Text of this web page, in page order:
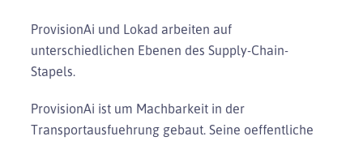
ProvisionAi und Lokad arbeiten auf
unterschiedlichen Ebenen des Supply-Chain-
Stapels.
ProvisionAi ist um Machbarkeit in der
Transportausfuehrung gebaut. Seine oeffentliche